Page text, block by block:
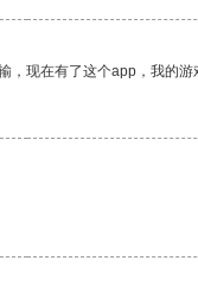
现在有了这个app，我的游